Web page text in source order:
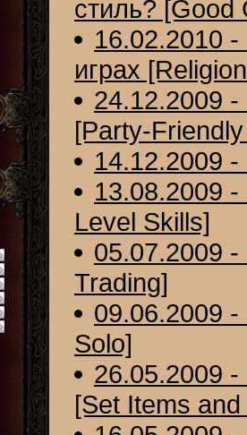
стиль?
16.02.2010
играх
24.12.2009
[Party-
14.12.2009
13.08.2009
Level Skills]
05.07.2009 -
Trading]
09.06.2009
Solo]
26.05.2009
[Set Items